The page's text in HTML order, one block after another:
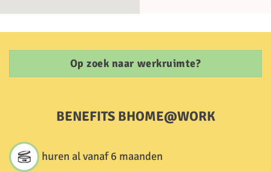
Op zoek naar werkruimte?
BENEFITS BHOME@WORK
huren al vanaf 6 maanden